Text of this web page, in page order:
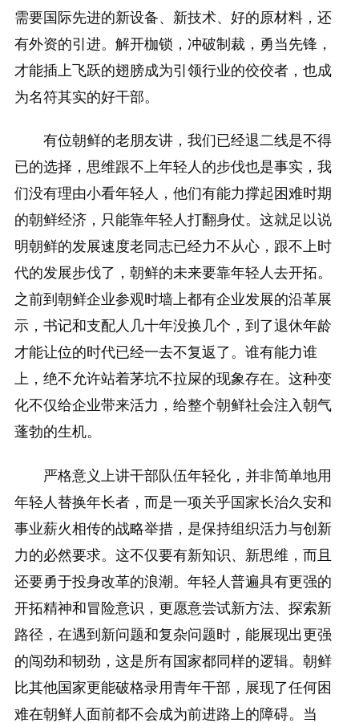
需要国际先进的新设备、新技术、好的原材料，还
有外资的引进。解开枷锁，冲破制裁，勇当先锋，
才能插上飞跃的翅膀成为引领行业的佼佼者，也成
为名符其实的好干部。
有位朝鲜的老朋友讲，我们已经退二线是不得
已的选择，思维跟不上年轻人的步伐也是事实，我
们没有理由小看年轻人，他们有能力撑起困难时期
的朝鲜经济，只能靠年轻人打翻身仗。这就足以说
明朝鲜的发展速度老同志已经力不从心，跟不上时
代的发展步伐了，朝鲜的未来要靠年轻人去开拓。
之前到朝鲜企业参观时墙上都有企业发展的沿革展
示，书记和支配人几十年没换几个，到了退休年龄
才能让位的时代已经一去不复返了。谁有能力谁
上，绝不允许站着茅坑不拉屎的现象存在。这种变
化不仅给企业带来活力，给整个朝鲜社会注入朝气
蓬勃的生机。
严格意义上讲干部队伍年轻化，并非简单地用
年轻人替换年长者，而是一项关乎国家长治久安和
事业薪火相传的战略举措，是保持组织活力与创新
力的必然要求。这不仅要有新知识、新思维，而且
还要勇于投身改革的浪潮。年轻人普遍具有更强的
开拓精神和冒险意识，更愿意尝试新方法、探索新
路径，在遇到新问题和复杂问题时，能展现出更强
的闯劲和韧劲，这是所有国家都同样的逻辑。朝鲜
比其他国家更能破格录用青年干部，展现了任何困
难在朝鲜人面前都不会成为前进路上的障碍。当